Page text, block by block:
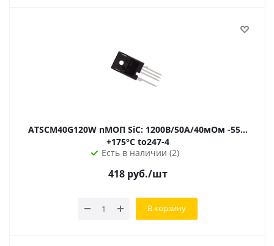
ATSCM40G120W nМОП SiC: 1200В/50А/40мОм -55…
+175°C to247-4
Есть в наличии (2)
418руб./шт
В корзину